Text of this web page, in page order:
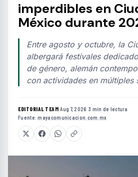
imperdibles en
México durante
Entre agosto y octubre, la
albergará festivales
de género, alemán
con actividades en múltiples
EDITORIAL TEAM·Aug 7, 2026 ·3 min de lectura ·
Fuente:mayacomunicacion.com.mx